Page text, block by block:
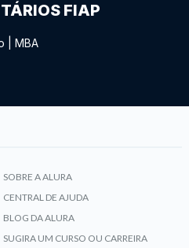
FIAP
MBA
SOBRE A ALURA
CENTRAL DE AJUDA
BLOG DA ALURA
SUGIRA UM CURSO OU CARREIRA